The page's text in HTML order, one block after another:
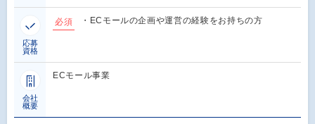
応募
資格
必須 ・ECモールの企画や運営の経験をお持ちの方
会社
概要
ECモール事業